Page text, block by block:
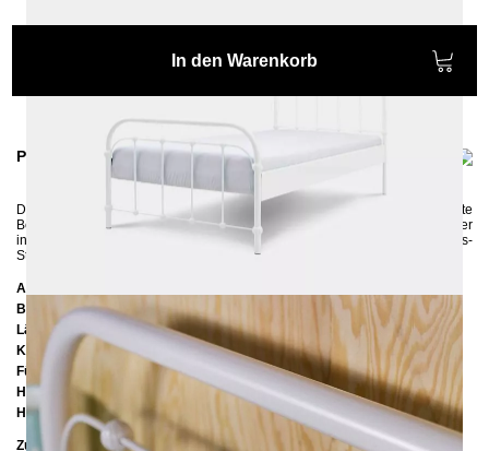
In den Warenkorb
Produktinformationen
Das freche Bettchen AMITA mit einem Schuss von Nostalgie ist das perfekte
Bett für Kinder und Jugendliche: bunt, hip und robust. Ein wahrer Hingucker
in jedem Schlafzimmer, der perfekt zu einem Retro-, Vintage- und Landhaus-
Stil passt.
Abmessungen
Breite:
97 cm
Länge:
207 cm
Kopfteilhöhe: 102 cm
Füßteilhöhe:
75 cm
Höhe bis zur Rahmenunterkante:25 cm
Höhe bis zur Rahmenoberkante:
Zusätzliche Informationen